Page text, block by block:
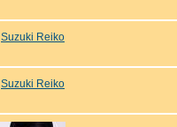
Suzuki Reiko
Suzuki Reiko